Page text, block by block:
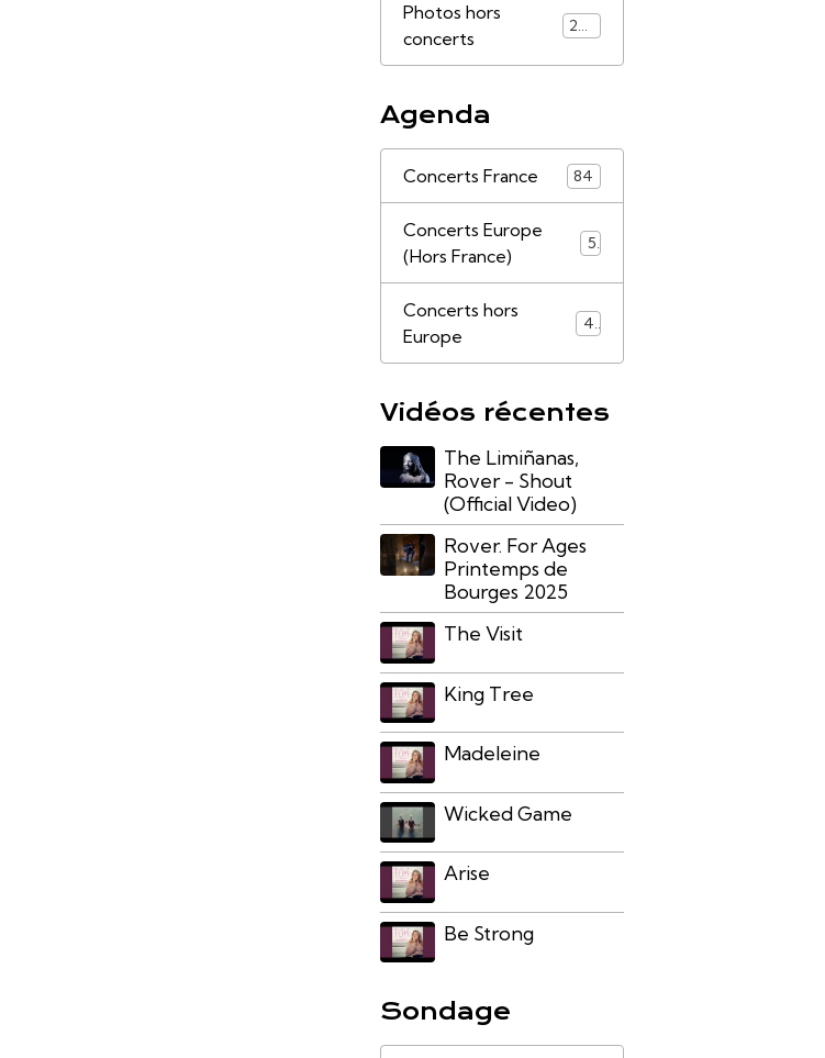
Photos hors
concerts
253
Agenda
Concerts France 84
Concerts Europe
(Hors France)
5
Concerts hors
Europe
4
Vidéos récentes
The Limiñanas,
Rover - Shout
(Official Video)
Rover. For Ages
Printemps de
Bourges 2025
The Visit
King Tree
Madeleine
Wicked Game
Arise
Be Strong
Sondage